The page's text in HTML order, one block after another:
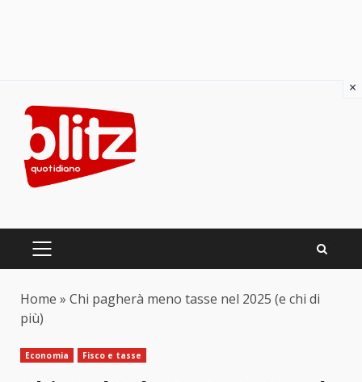
content
PRIMARY
Home » Chi pagherà meno tasse nel 2025 (e chi di
più)
Economia Fisco e tasse
×